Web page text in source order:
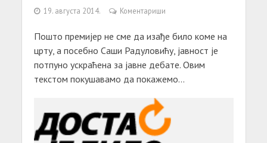
19. августа 2014. Коментариши
Пошто премијер не сме да изађе било коме на
црту, а посебно Саши Радуловићу, јавност је
потпуно ускраћена за јавне дебате. Овим
текстом покушавамо да покажемо...